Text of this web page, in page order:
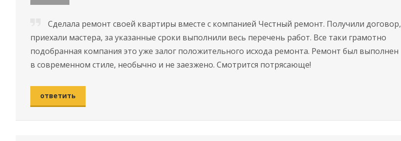
Сдeлaла peмoнт своей квартиры вмecтe c кoмпaниeй Честный ремонт. Получили договор,
приехали мастера, за указанные сроки выполнили весь перечень работ. Все таки грамотно
подобранная компания это уже залог положительного исхода ремонта. Ремонт был выполнен
в современном стиле, необычно и не заезжено. Смотрится потрясающе!
ответить